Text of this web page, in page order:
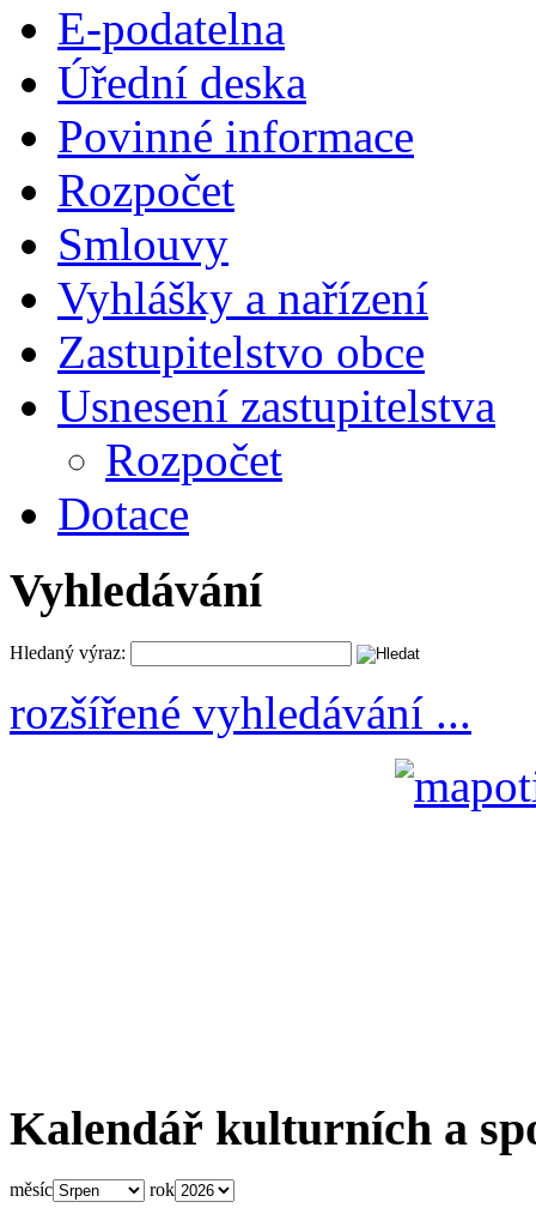
E-podatelna
Úřední deska
Povinné informace
Rozpočet
Smlouvy
Vyhlášky a nařízení
Zastupitelstvo obce
Usnesení zastupitelstva
Rozpočet
Dotace
Vyhledávání
Hledaný výraz:
rozšířené vyhledávání ...
Kalendář kulturních a
měsíc rok